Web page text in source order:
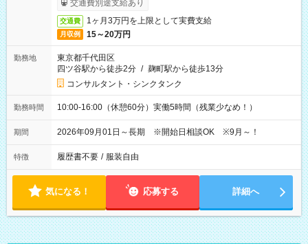
交通費別途支給あり
交通費 1ヶ月3万円を上限として実費支給
月収例 15～20万円
勤務地
東京都千代田区
四ツ谷駅から徒歩2分 / 麹町駅から徒歩13分
コンサルタント・シンクタンク
勤務時間 10:00-16:00（休憩60分）実働5時間（残業少なめ！）
期間 2026年09月01日～長期 ※開始日相談OK ※9月～！
特徴 履歴書不要 / 服装自由
気になる！ 応募する 詳細へ